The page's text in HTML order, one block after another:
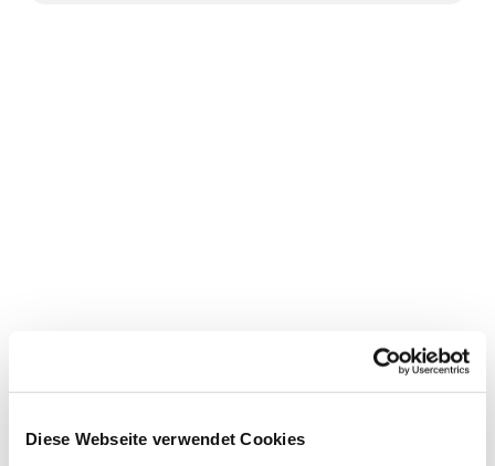
Diese Webseite verwendet Cookies